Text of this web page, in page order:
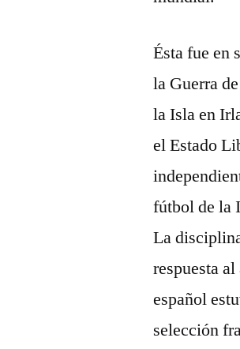
Ésta fue en
la Guerra
la Isla en
el Estado
fútbol de la
La
respuesta
español
selección